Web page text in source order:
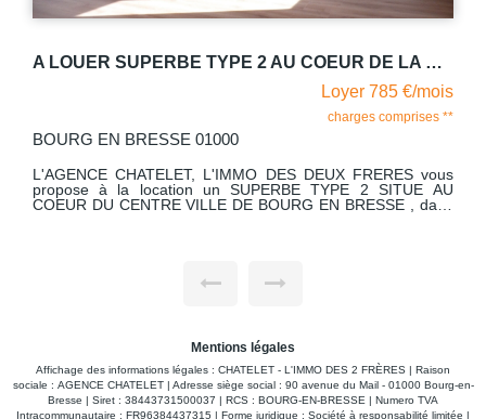
A LOUER SUPERBE TYPE 2 AU COEUR DE LA PLACE DE LA GRENOUILLERE- BOURG EN BRESSE
Loyer 785 €/mois
charges comprises **
BOURG EN BRESSE 01000
L'AGENCE CHATELET, L'IMMO DES DEUX FRERES vous
propose à la location un SUPERBE TYPE 2 SITUE AU
COEUR DU CENTRE VILLE DE BOURG EN BRESSE , dans
étage avec ascenseur. Il comprend un hall d'entrée avec
une salle d'eau et un WC indépendant. Deux balcons l'un
coté salon, l'autre coté chambre. Avec comme dépendance
une cave. Le chauffage est collectif avec répartiteur -
Stationnement aisé. LIBRE le 03.11.2026 L'appartement est
en visite virtuelle sur : https://tour.previsite.com/BFA2E653-
Mentions légales
Affichage des informations légales : CHATELET - L'IMMO DES 2 FRÈRES | Raison
sociale : AGENCE CHATELET | Adresse siège social : 90 avenue du Mail - 01000 Bourg-en-
Bresse | Siret : 38443731500037 | RCS : BOURG-EN-BRESSE | Numero TVA
Intracommunautaire : FR96384437315 | Forme juridique : Société à responsabilité limitée |